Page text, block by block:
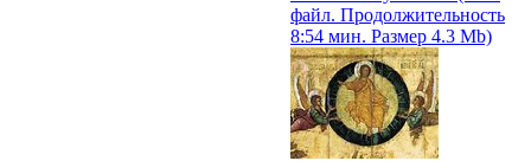
файл. Продолжительность
8:54 мин. Размер 4.3 Mb)